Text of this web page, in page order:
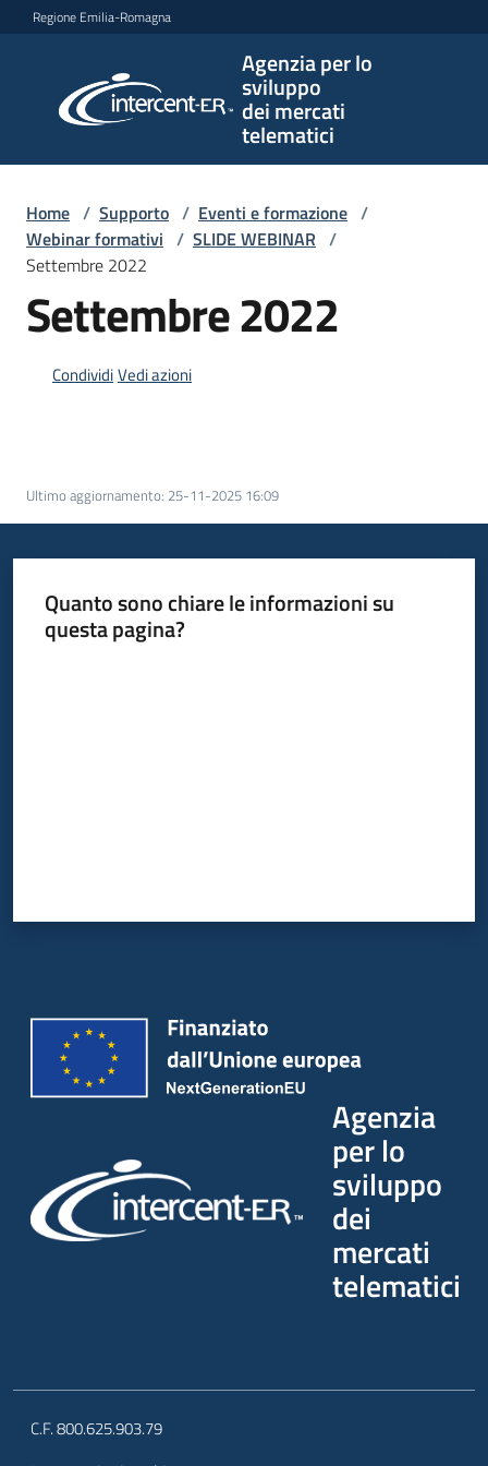
Vai al contenuto
Vai alla navigazione
Vai al footer
Regione Emilia-Romagna
Agenzia per lo
sviluppo
dei mercati
telematici
per lo
sviluppo
telematici
L'Agenzia
acquisto
Supporto
su
Home / Supporto / Eventi e formazione /
Webinar formativi / SLIDE WEBINAR /
Settembre 2022
Settembre 2022
CondividiVedi azioni
Ultimo aggiornamento: 25-11-2025 16:09
Quanto sono chiare le informazioni su
questa pagina?
Agenzia
per lo
sviluppo
dei
mercati
telematici
C.F. 800.625.903.79